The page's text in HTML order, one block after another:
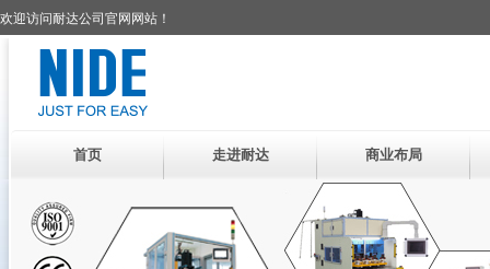
欢迎访问耐达公司官网网站！
首页 走进耐达 商业布局